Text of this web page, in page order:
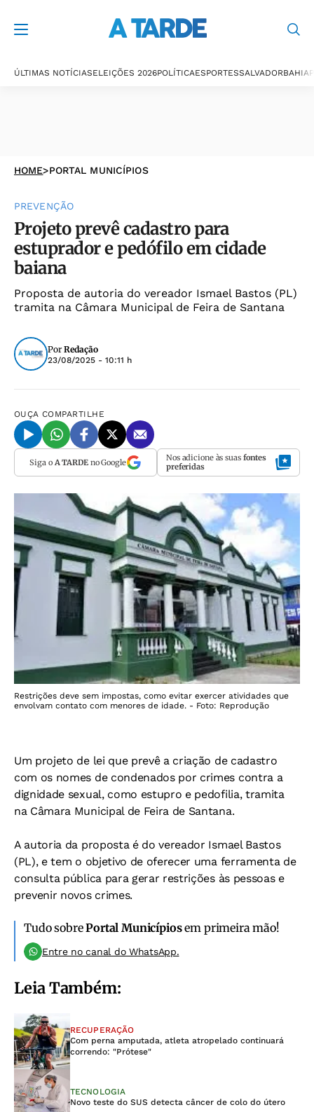
ÚLTIMAS NOTÍCIASELEIÇÕES 2026POLÍTICAESPORTESSALVADORBAHIA
HOME>PORTAL MUNICÍPIOS
PREVENÇÃO
Projeto prevê cadastro para
estuprador e pedófilo em cidade
baiana
Proposta de autoria do vereador Ismael Bastos (PL)
tramita na Câmara Municipal de Feira de Santana
Por Redação
23/08/2025 - 10:11 h
OUÇA COMPARTILHE
Siga o A TARDEno Google Nos adicione às suas fontes
preferidas
Restrições deve sem impostas, como evitar exercer atividades que
envolvam contato com menores de idade. - Foto: Reprodução
Um projeto de lei que prevê a criação de cadastro
com os nomes de condenados por crimes contra a
dignidade sexual, como estupro e pedofilia, tramita
na Câmara Municipal de Feira de Santana.
A autoria da proposta é do vereador Ismael Bastos
(PL), e tem o objetivo de oferecer uma ferramenta de
consulta pública para gerar restrições às pessoas e
prevenir novos crimes.
Tudo sobrePortal Municípiosem primeira mão!
Entre no canal do WhatsApp.
Leia Também:
RECUPERAÇÃO
Com perna amputada, atleta atropelado continuará
correndo: "Prótese"
TECNOLOGIA
Novo teste do SUS detecta câncer de colo do útero